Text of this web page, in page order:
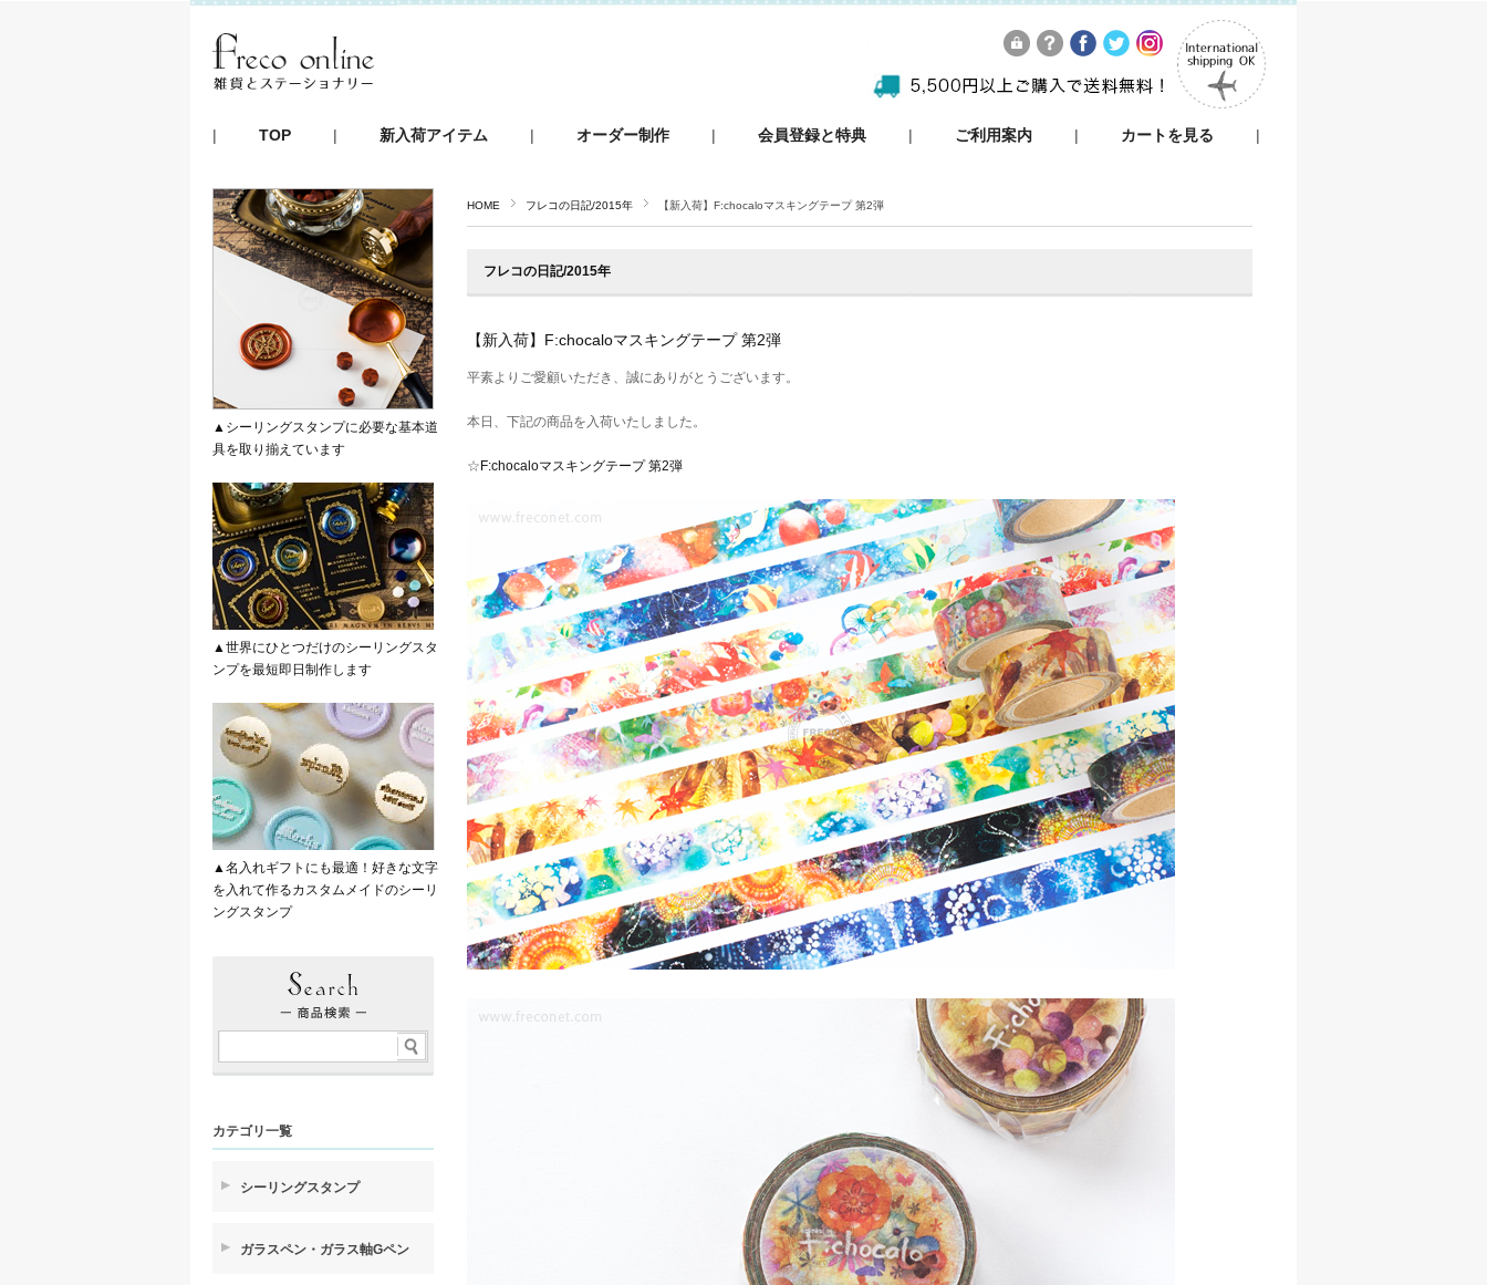
TOP 新入荷アイテム オーダー制作 会員登録と特典 ご利用案内 カートを見る
HOME フレコの日記/2015年 【新入荷】F:chocaloマスキングテープ 第2弾
フレコの日記/2015年
【新入荷】F:chocaloマスキングテープ 第2弾
平素よりご愛顧いただき、誠にありがとうございます。
本日、下記の商品を入荷いたしました。
☆ F:chocaloマスキングテープ 第2弾
▲シーリングスタンプに必要な基本道
具を取り揃えています
▲世界にひとつだけのシーリングスタ
ンプを最短即日制作します
▲名入れギフトにも最適！好きな文字
を入れて作るカスタムメイドのシーリ
ングスタンプ
カテゴリ一覧
シーリングスタンプ
ガラスペン・ガラス軸Gペン